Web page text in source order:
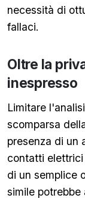
necessità di
fallaci.
Oltre la
inespresso
Limitare
scomparsa
presenza di un
contatti elettrici
di un semplice
simile potrebbe